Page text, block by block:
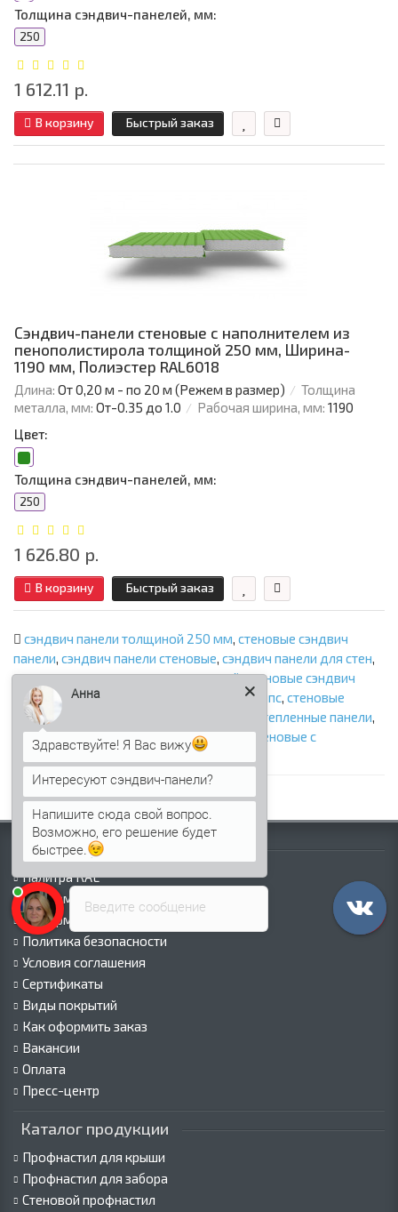
Толщина сэндвич-панелей, мм:
250
1 612.11 р.
В корзину Быстрый заказ
Сэндвич-панели стеновые с наполнителем из
пенополистирола толщиной 250 мм, Ширина-
1190 мм, Полиэстер RAL6018
Длина: От 0,20 м - по 20 м (Режем в размер)
Толщина
металла, мм: От-0.35 до 1.0 Рабочая ширина, мм: 1190
Цвет:
Толщина сэндвич-панелей, мм:
250
1 626.80 р.
В корзину Быстрый заказ
сэндвич панели толщиной 250 мм, стеновые сэндвич
панели, сэндвич панели стеновые, сэндвич панели для стен,
стеновые сэндвич панели с минватой,стеновые сэндвич
панели с ппу,стеновые сэндвич панели с ппс, стеновые
сэндвич панели с пир
утепленные панели,
панели с утеплителем,сэндвич панели стеновые с
наполнителем
фасадные сэндвич панели
Информация
Палитра RAL
Информация о компании
Информация о доставке
Политика безопасности
Условия соглашения
Сертификаты
Виды покрытий
Как оформить заказ
Вакансии
Оплата
Пресс-центр
Каталог продукции
Профнастил для крыши
Профнастил для забора
Стеновой профнастил
Введите сообщение
Анна
Здравствуйте! Я Вас вижу
Интересуют сэндвич-панели?
Напишите сюда свой вопрос.
Возможно, его решение будет
быстрее.